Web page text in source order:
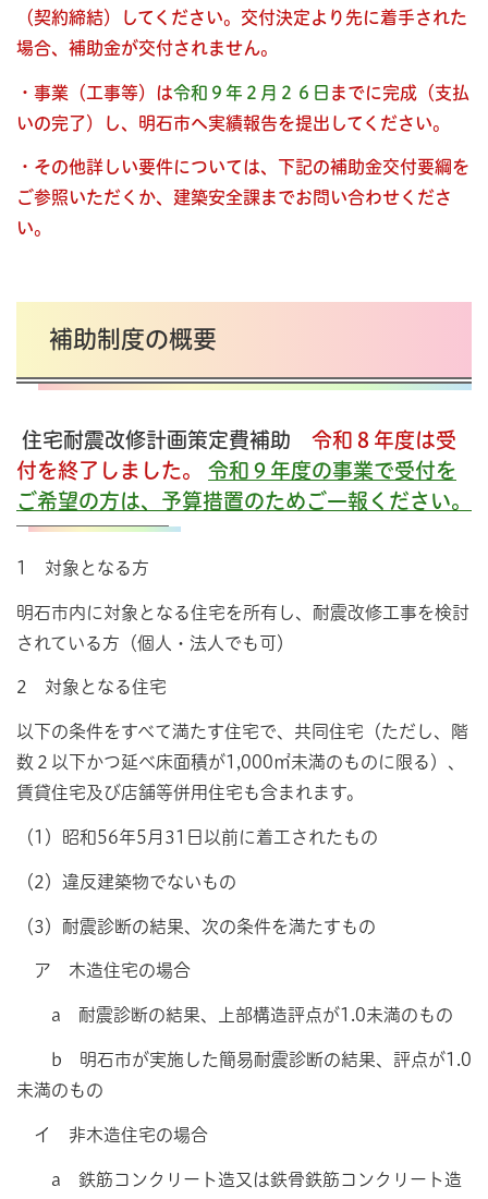
（契約締結）してください。 交付決定より先に着手された
場合、補助金が交付されません。
・事業（工事等）は令和９年２月２６日 までに完成（支払
いの完了）し、明石市へ実績報告を提出してください。
・その他詳しい要件については、下記の補助金交付要綱を
ご参照いただくか、建築安全課までお問い合わせくださ
い。
補助制度の概要
住宅耐震改修計画策定費補助 令和８年度は受
付を終了しました。
令和９年度の事業で受付を
ご希望の方は、予算措置のためご一報ください。
1 対象となる方
明石市内に対象となる住宅を所有し、耐震改修工事を検討
されている方（個人・法人でも可）
2 対象となる住宅
以下の条件をすべて満たす住宅で、共同住宅（ただし、階
数２以下かつ延べ床面積が1,000㎡未満のものに限る）、
賃貸住宅及び店舗等併用住宅も含まれます。
（1）昭和56年5月31日以前に着工されたもの
（2）違反建築物でないもの
（3）耐震診断の結果、次の条件を満たすもの
ア 木造住宅の場合
a 耐震診断の結果、上部構造評点が1.0未満のもの
b 明石市が実施した簡易耐震診断の結果、評点が1.0
未満のもの
イ 非木造住宅の場合
a 鉄筋コンクリート造又は鉄骨鉄筋コンクリート造